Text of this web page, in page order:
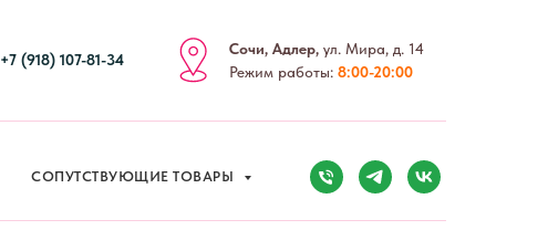
+7 (918) 107-81-34
Сочи, Адлер, ул. Мира, д. 14
Режим работы: 8:00-20:00
СОПУТСТВУЮЩИЕ ТОВАРЫ